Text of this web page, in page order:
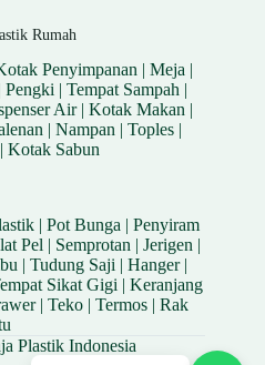
Rumah
Penyimpanan |Meja |
|Pengki |Tempat Sampah |
Air|Kotak Makan |
| Nampan| Toples|
Kotak Sabun
|Pot Bunga |Penyiram
Pel| Semprotan| Jerigen|
| Tudung Saji| Hanger|
Sikat Gigi |Keranjang
| Teko| Termos| Rak
Plastik Indonesia